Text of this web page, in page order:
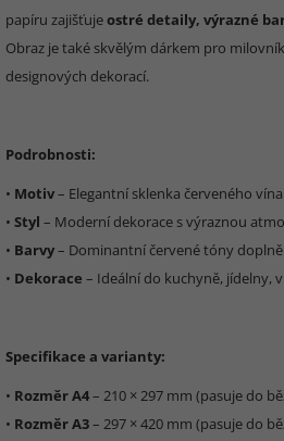
papíru zajišťujeostré detaily, výrazné
Obraz je také skvělým dárkem pro
designových dekorací.
Podrobnosti:
• Motiv– Elegantní sklenka červeného
• Styl – Moderní dekorace s výraznou
• Barvy– Dominantní červené tóny
• Dekorace – Ideální do kuchyně, jídelny,
Specifikace a varianty:
• Rozměr A4– 210 × 297 mm (pasuje do
• Rozměr A3– 297 × 420 mm (pasuje do